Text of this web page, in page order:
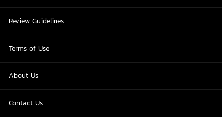
Review Guidelines
Terms of Use
About Us
Contact Us